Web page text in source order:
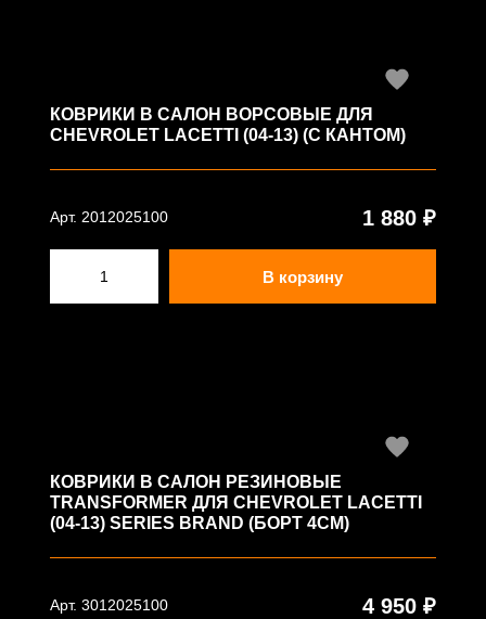
КОВРИКИ В САЛОН ВОРСОВЫЕ ДЛЯ
CHEVROLET LACETTI (04-13) (С КАНТОМ)
Арт. 2012025100 1 880 ₽
В корзину
КОВРИКИ В САЛОН РЕЗИНОВЫЕ
TRANSFORMER ДЛЯ CHEVROLET LACETTI
(04-13) SERIES BRAND (БОРТ 4СМ)
Арт. 3012025100 4 950 ₽